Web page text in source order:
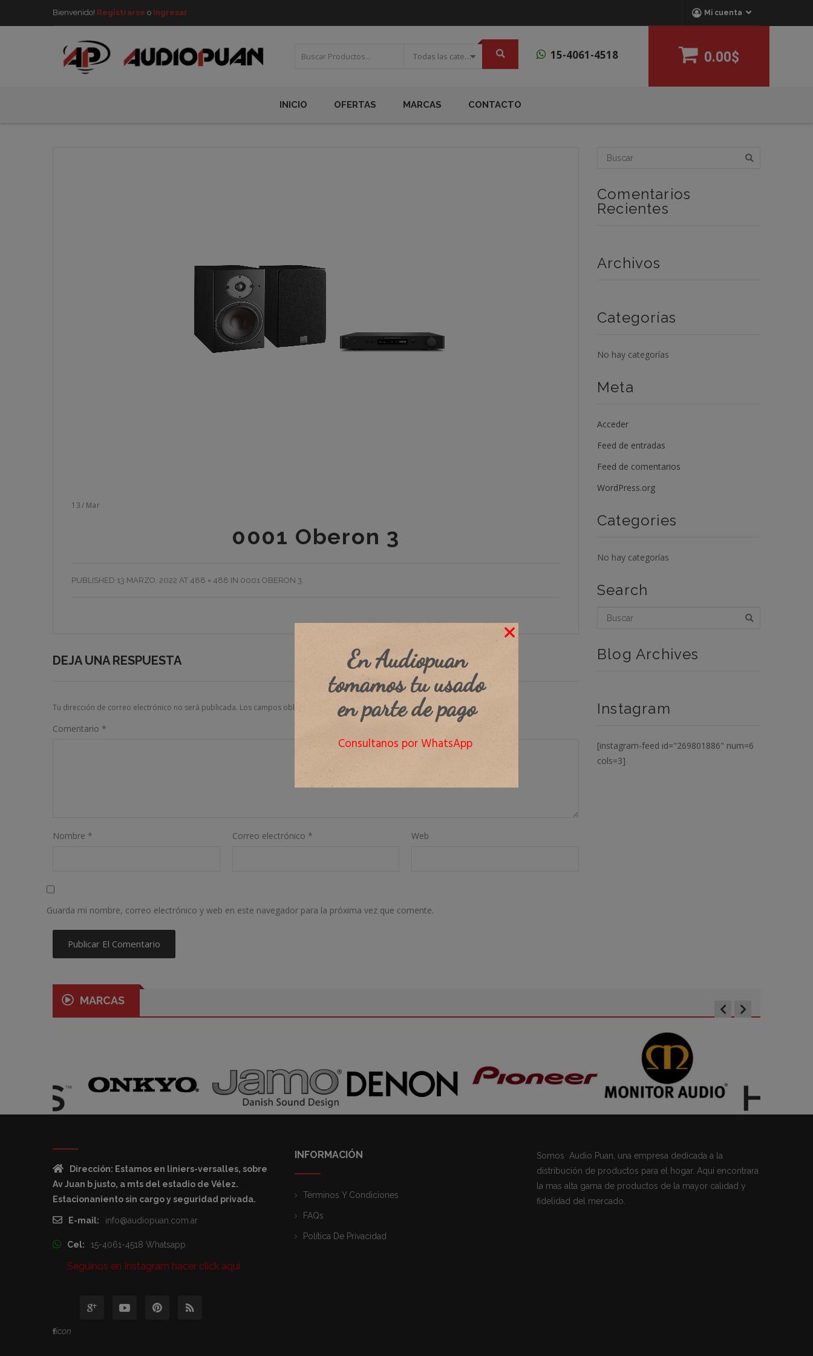
Bienvenido! Registrarse o Ingresar Mi cuenta
Todas las categorias 15-4061-4518 0.00$
INICIO OFERTAS MARCAS CONTACTO
13/ Mar
0001 Oberon 3
PUBLISHED 13 MARZO, 2022 AT 488 × 488 IN 0001 OBERON 3
DEJA UNA RESPUESTA
Tu dirección de correo electrónico no será publicada. Los campos obligatorios están marcados con*
Comentario *
Nombre * Correo electrónico * Web
Guarda mi nombre, correo electrónico y web en este navegador para la próxima vez que comente.
Comentarios
Recientes
Archivos
Categorías
No hay categorías
Meta
Acceder
Feed de entradas
Feed de comentarios
WordPress.org
Categories
No hay categorías
Search
Blog Archives
Instagram
[instagram-feed id="269801886" num=6
cols=3]
MARCAS
Dirección: Estamos en liniers-versalles, sobre
Av Juan b justo, a mts del estadio de Vélez.
Estacionaniento sin cargo y seguridad privada.
E-mail: info@audiopuan.com.ar
Cel: 15-4061-4518 Whatsapp
Seguinos en Instagram hacer click aqui
icon
INFORMACIÓN
Términos Y Condiciones
FAQs
Política De Privacidad
Somos Audio Puan, una empresa dedicada a la
distribución de productos para el hogar. Aquí encontrara
la mas alta gama de productos de la mayor calidad y
fidelidad del mercado.
En Audiopuan
tomamos tu usado
en parte de pago
Consultanos por WhatsApp